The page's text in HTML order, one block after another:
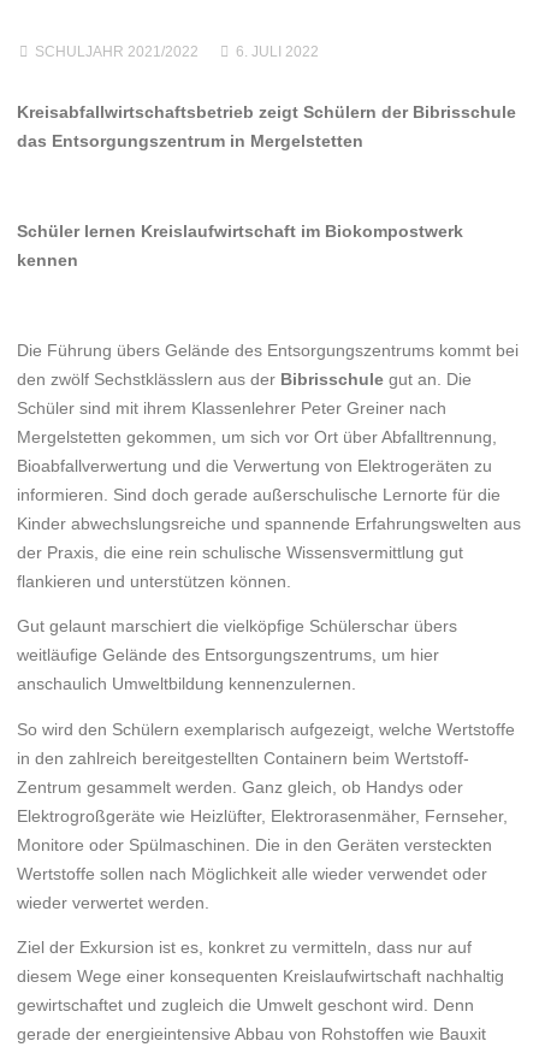
SCHULJAHR 2021/2022 6. JULI 2022
Kreisabfallwirtschaftsbetrieb zeigt Schülern der Bibrisschule
das Entsorgungszentrum in Mergelstetten
Schüler lernen Kreislaufwirtschaft im Biokompostwerk
kennen
Die Führung übers Gelände des Entsorgungszentrums kommt bei
den zwölf Sechstklässlern aus der Bibrisschule gut an. Die
Schüler sind mit ihrem Klassenlehrer Peter Greiner nach
Mergelstetten gekommen, um sich vor Ort über Abfalltrennung,
Bioabfallverwertung und die Verwertung von Elektrogeräten zu
informieren. Sind doch gerade außerschulische Lernorte für die
Kinder abwechslungsreiche und spannende Erfahrungswelten aus
der Praxis, die eine rein schulische Wissensvermittlung gut
flankieren und unterstützen können.
Gut gelaunt marschiert die vielköpfige Schülerschar übers
weitläufige Gelände des Entsorgungszentrums, um hier
anschaulich Umweltbildung kennenzulernen.
So wird den Schülern exemplarisch aufgezeigt, welche Wertstoffe
in den zahlreich bereitgestellten Containern beim Wertstoff-
Zentrum gesammelt werden. Ganz gleich, ob Handys oder
Elektrogroßgeräte wie Heizlüfter, Elektrorasenmäher, Fernseher,
Monitore oder Spülmaschinen. Die in den Geräten versteckten
Wertstoffe sollen nach Möglichkeit alle wieder verwendet oder
wieder verwertet werden.
Ziel der Exkursion ist es, konkret zu vermitteln, dass nur auf
diesem Wege einer konsequenten Kreislaufwirtschaft nachhaltig
gewirtschaftet und zugleich die Umwelt geschont wird. Denn
gerade der energieintensive Abbau von Rohstoffen wie Bauxit